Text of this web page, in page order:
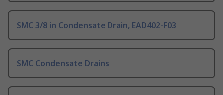
SMC 3/8 in Condensate Drain, EAD402-F03
SMC Condensate Drains